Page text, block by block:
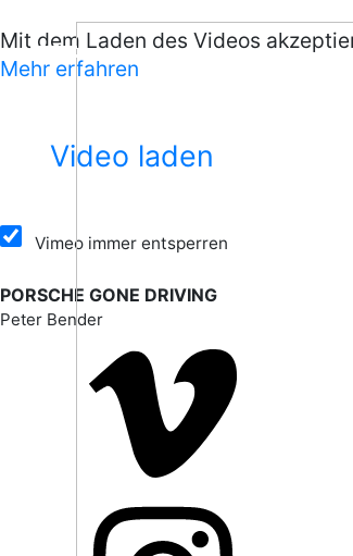
Company
Contact
Privacy
Mit dem Laden des Videos
Mehr erfahren
Video laden
Vimeo immer entsperren
PORSCHE GONE DRIVING
Peter Bender